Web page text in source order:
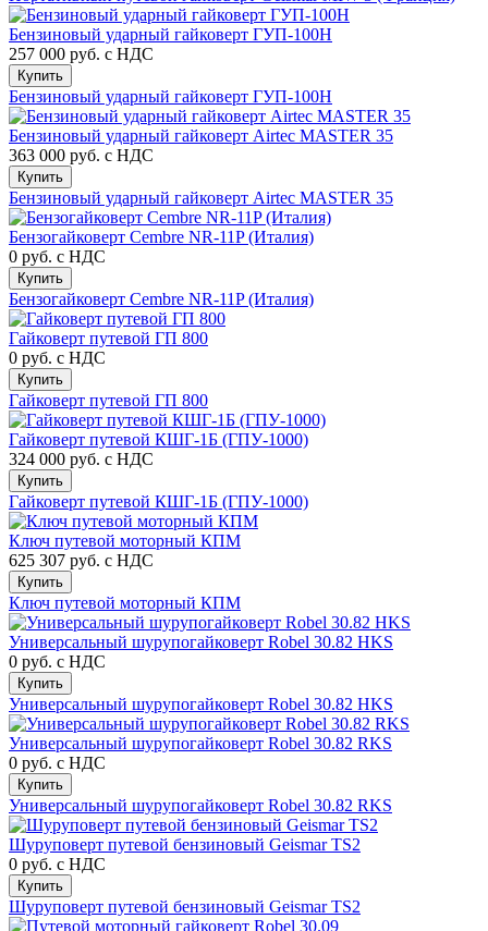
Бензиновый ударный гайковерт ГУП-100Н
257 000 руб. с НДС
Купить
Бензиновый ударный гайковерт ГУП-100Н
Бензиновый ударный гайковерт Airtec MASTER 35
363 000 руб. с НДС
Купить
Бензиновый ударный гайковерт Airtec MASTER 35
Бензогайковерт Cembre NR-11P (Италия)
0 руб. с НДС
Купить
Бензогайковерт Cembre NR-11P (Италия)
Гайковерт путевой ГП 800
0 руб. с НДС
Купить
Гайковерт путевой ГП 800
Гайковерт путевой КШГ-1Б (ГПУ-1000)
324 000 руб. с НДС
Купить
Гайковерт путевой КШГ-1Б (ГПУ-1000)
Ключ путевой моторный КПМ
625 307 руб. с НДС
Купить
Ключ путевой моторный КПМ
Универсальный шурупогайковерт Robel 30.82 HKS
0 руб. с НДС
Купить
Универсальный шурупогайковерт Robel 30.82 HKS
Универсальный шурупогайковерт Robel 30.82 RKS
0 руб. с НДС
Купить
Универсальный шурупогайковерт Robel 30.82 RKS
Шуруповерт путевой бензиновый Geismar TS2
0 руб. с НДС
Купить
Шуруповерт путевой бензиновый Geismar TS2